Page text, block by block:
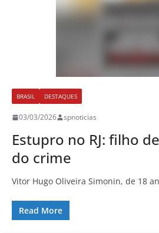
BRASIL DESTAQUES
03/03/2026 spnoticias
Estupro no RJ: filho
do crime
Vitor Hugo Oliveira Simonin, de 18
Read More